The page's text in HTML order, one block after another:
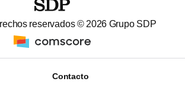
reservados © 2026 Grupo SDP
Contacto